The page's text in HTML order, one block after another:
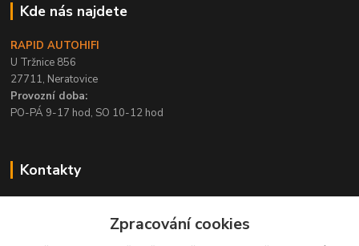
Kde nás najdete
RAPID AUTOHIFI
U Tržnice 856
27711, Neratovice
Provozní doba:
PO-PÁ 9-17 hod, SO 10-12 hod
Kontakty
PO-PÁ / 9-17 hod, SO 10-12 hodZpracování cookies